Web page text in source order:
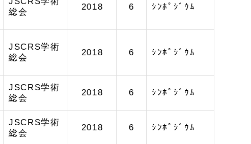
総会
2018 6 ｼﾝﾎﾟｼﾞｳﾑ
JSCRS学術
総会
2018 6 ｼﾝﾎﾟｼﾞｳﾑ
JSCRS学術
総会
2018 6 ｼﾝﾎﾟｼﾞｳﾑ
JSCRS学術
総会
2018 6 ｼﾝﾎﾟｼﾞｳﾑ